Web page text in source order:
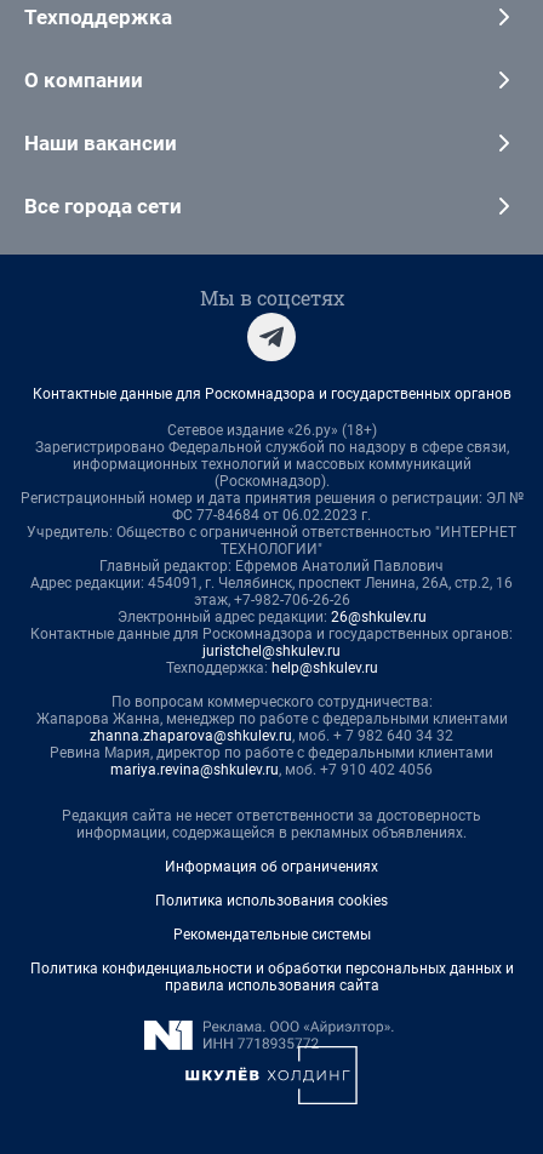
Техподдержка
О компании
Наши вакансии
Все города сети
Мы в соцсетях
Контактные данные для Роскомнадзора и государственных органов
Сетевое издание «26.ру» (18+)
Зарегистрировано Федеральной службой по надзору в сфере связи,
информационных технологий и массовых коммуникаций
(Роскомнадзор).
Регистрационный номер и дата принятия решения о регистрации: ЭЛ №
ФС 77-84684 от 06.02.2023 г.
Учредитель: Общество с ограниченной ответственностью "ИНТЕРНЕТ
ТЕХНОЛОГИИ"
Главный редактор: Ефремов Анатолий Павлович
Адрес редакции: 454091, г. Челябинск, проспект Ленина, 26А, стр.2, 16
этаж, +7-982-706-26-26
Электронный адрес редакции: 26@shkulev.ru
Контактные данные для Роскомнадзора и государственных органов:
juristchel@shkulev.ru
Техподдержка: help@shkulev.ru
По вопросам коммерческого сотрудничества:
Жапарова Жанна, менеджер по работе с федеральными клиентами
zhanna.zhaparova@shkulev.ru, моб. + 7 982 640 34 32
Ревина Мария, директор по работе с федеральными клиентами
mariya.revina@shkulev.ru, моб. +7 910 402 4056
Редакция сайта не несет ответственности за достоверность
информации, содержащейся в рекламных объявлениях.
Информация об ограничениях
Политика использования cookies
Рекомендательные системы
Политика конфиденциальности и обработки персональных данных и
правила использования сайта